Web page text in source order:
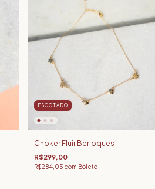
ESGOTADO
Choker Fluir Berloques
R$299,00
R$284,05 com Boleto